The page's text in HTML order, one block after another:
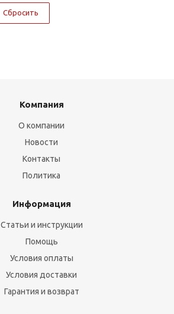
Сбросить
Компания
О компании
Новости
Контакты
Политика
Информация
Статьи и инструкции
Помощь
Условия оплаты
Условия доставки
Гарантия и возврат